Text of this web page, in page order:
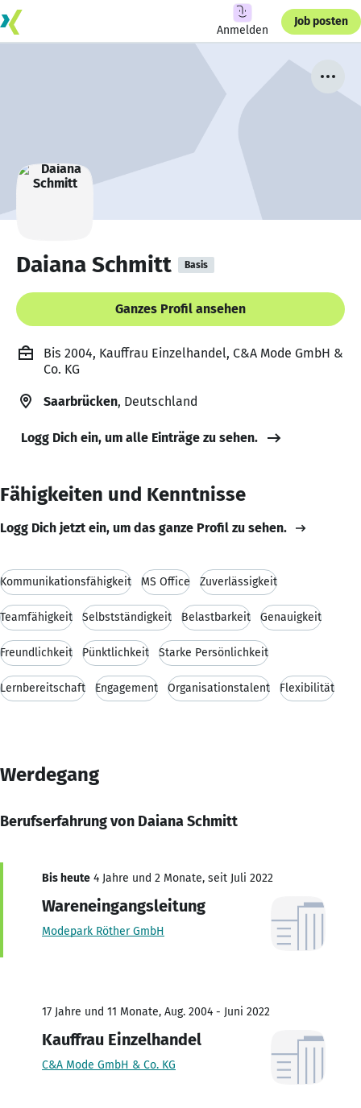
Anmelden
Job posten
Daiana Schmitt Basis
Ganzes Profil ansehen
Bis 2004, Kauffrau Einzelhandel, C&A Mode GmbH &
Co. KG
Saarbrücken, Deutschland
Logg Dich ein, um alle Einträge zu sehen.
Fähigkeiten und Kenntnisse
Logg Dich jetzt ein, um das ganze Profil zu sehen.
Kommunikationsfähigkeit MS Office Zuverlässigkeit
Teamfähigkeit Selbstständigkeit Belastbarkeit Genauigkeit
Freundlichkeit Pünktlichkeit Starke Persönlichkeit
Lernbereitschaft Engagement Organisationstalent Flexibilität
Werdegang
Berufserfahrung von Daiana Schmitt
Bis heute 4 Jahre und 2 Monate, seit Juli 2022
Wareneingangsleitung
Modepark Röther GmbH
17 Jahre und 11 Monate, Aug. 2004 - Juni 2022
Kauffrau Einzelhandel
C&A Mode GmbH & Co. KG